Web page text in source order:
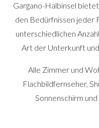
Gargano-Halbinsel
den Bedürfnissen jeder
unterschiedlichen
Art der Unterkunft
Alle Zimmer und
Flachbildfernseher,
Sonnenschirm